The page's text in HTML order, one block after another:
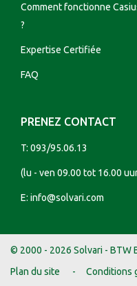
Comment fonctionne
?
Expertise Certifiée
FAQ
PRENEZ CONTACT
T: 093/95.06.13
(lu - ven 09.00 tot 16.00
E: info@solvari.com
© 2000 - 2026 Solvari - BTW
Plan du site
Conditions